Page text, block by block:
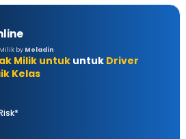
by Moladin
Milik untuk untuk Driver
Kelas